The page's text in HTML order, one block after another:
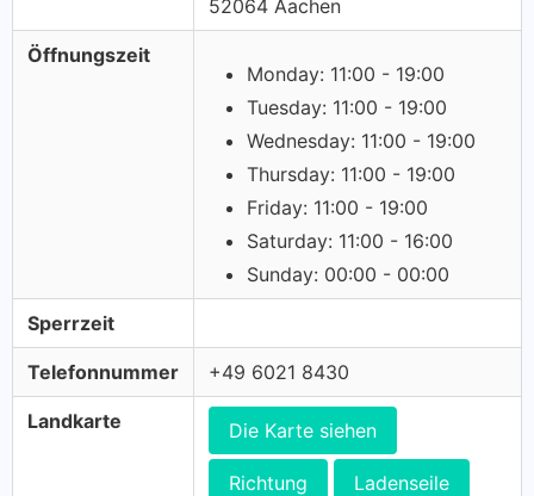
52064 Aachen
Öffnungszeit
Monday: 11:00 - 19:00
Tuesday: 11:00 - 19:00
Wednesday: 11:00 - 19:00
Thursday: 11:00 - 19:00
Friday: 11:00 - 19:00
Saturday: 11:00 - 16:00
Sunday: 00:00 - 00:00
Sperrzeit
Telefonnummer +49 6021 8430
Landkarte Die Karte siehen
Richtung Ladenseile